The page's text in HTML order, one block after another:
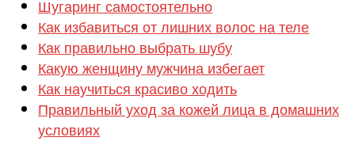
Шугаринг самостоятельно
Как избавиться от лишних волос на теле
Как правильно выбрать шубу
Какую женщину мужчина избегает
Как научиться красиво ходить
Правильный уход за кожей лица в домашних
условиях